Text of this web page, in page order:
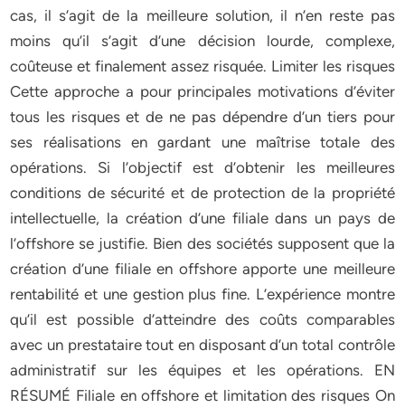
cas, il s’agit de la meilleure solution, il n’en reste pas
moins qu’il s’agit d’une décision lourde, complexe,
coûteuse et finalement assez risquée. Limiter les risques
Cette approche a pour principales motivations d’éviter
tous les risques et de ne pas dépendre d’un tiers pour
ses réalisations en gardant une maîtrise totale des
opérations. Si l’objectif est d’obtenir les meilleures
conditions de sécurité et de protection de la propriété
intellectuelle, la création d’une filiale dans un pays de
l’offshore se justifie. Bien des sociétés supposent que la
création d’une filiale en offshore apporte une meilleure
rentabilité et une gestion plus fine. L’expérience montre
qu’il est possible d’atteindre des coûts comparables
avec un prestataire tout en disposant d’un total contrôle
administratif sur les équipes et les opérations. EN
RÉSUMÉ Filiale en offshore et limitation des risques On